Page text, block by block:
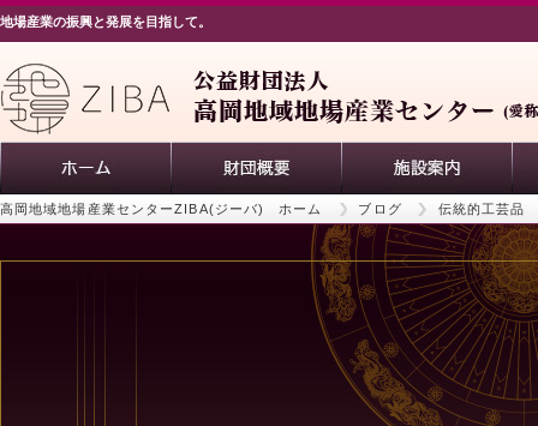
地場産業の振興と発展を目指して。
高岡地域地場産業センターZIBA(ジーバ) ホーム ブログ 伝統的工芸品